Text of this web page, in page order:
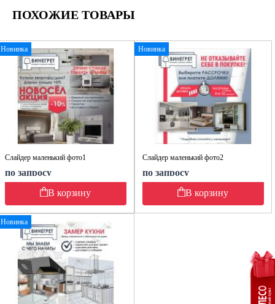
ПОХОЖИЕ ТОВАРЫ
Новинка
Слайдер маленький фото1
по запросу
В корзину
Новинка
Слайдер маленький фото2
по запросу
В корзину
Новинка